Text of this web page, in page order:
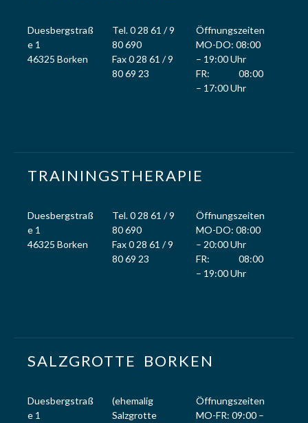
Duesbergstraß
e 1
46325 Borken
Tel. 0 28 61 / 9
80 690
Fax 0 28 61 / 9
80 69 23
Öffnungszeiten
MO-DO: 08:00
– 19:00 Uhr
FR: 08:00
– 17:00 Uhr
TRAININGSTHERAPIE
Duesbergstraß
e 1
46325 Borken
Tel. 0 28 61 / 9
80 690
Fax 0 28 61 / 9
80 69 23
Öffnungszeiten
MO-DO: 08:00
– 20:00 Uhr
FR: 08:00
– 19:00 Uhr
SALZGROTTE BORKEN
Duesbergstraß
e 1
(ehemalig
Salzgrotte
Öffnungszeiten
MO-FR: 09:00 –